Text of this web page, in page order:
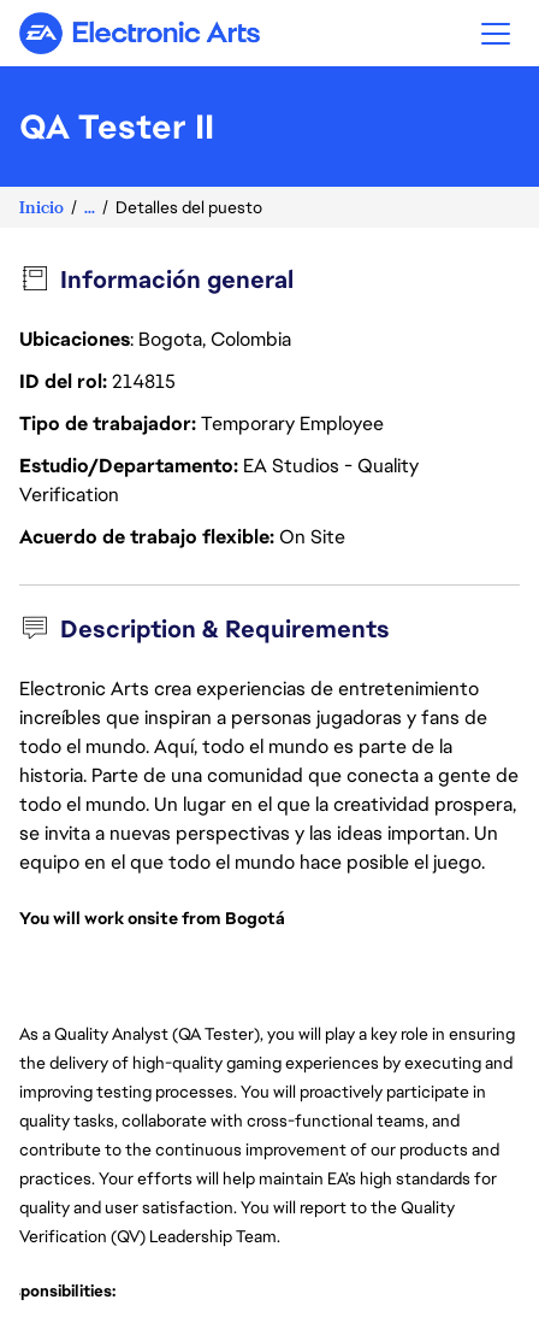
Electronic Arts
QA Tester II
Inicio ... Detalles del puesto
Información general
Ubicaciones: Bogota, Colombia
ID del rol214815
Tipo de trabajadorTemporary Employee
Estudio/Departamento EA Studios - Quality
Verification
Acuerdo de trabajo flexibleOn Site
Description & Requirements
Electronic Arts crea experiencias de entretenimiento
increíbles que inspiran a personas jugadoras y fans de
todo el mundo. Aquí, todo el mundo es parte de la
historia. Parte de una comunidad que conecta a gente de
todo el mundo. Un lugar en el que la creatividad prospera,
se invita a nuevas perspectivas y las ideas importan. Un
equipo en el que todo el mundo hace posible el juego.
You will work onsite from Bogotá
As a Quality Analyst (QA Tester), you will play a key role in ensuring
the delivery of high-quality gaming experiences by executing and
improving testing processes. You will proactively participate in
quality tasks, collaborate with cross-functional teams, and
contribute to the continuous improvement of our products and
practices. Your efforts will help maintain EA’s high standards for
quality and user satisfaction. You will report to the Quality
Verification (QV) Leadership Team.